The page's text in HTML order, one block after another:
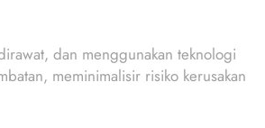
dan menggunakan teknologi
meminimalisir risiko kerusakan